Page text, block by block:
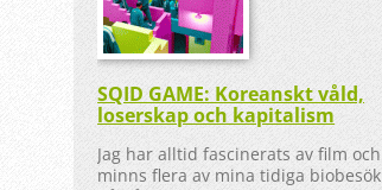
SQID GAME: Koreanskt våld,
loserskap och kapitalism
Jag har alltid fascinerats av film och
minns flera av mina tidiga biobesök